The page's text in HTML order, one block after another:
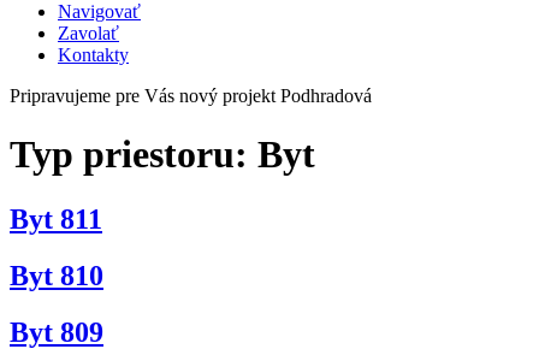
Navigovať
Zavolať
Kontakty
Pripravujeme pre Vás nový projekt Podhradová
Typ priestoru: Byt
Byt 811
Byt 810
Byt 809